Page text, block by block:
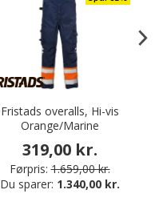
Fristads overalls, Hi-vis
Orange/Marine
319,00 kr.
Førpris: 1.659,00 kr.
Du sparer: 1.340,00 kr.